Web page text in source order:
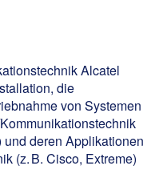
Alcatel
die
von Systemen
und deren Applikationen
(z. B. Cisco, Extreme)